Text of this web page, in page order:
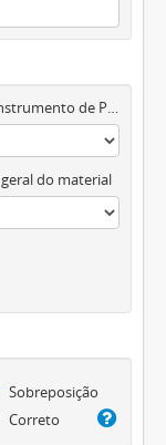
Instrumento de Pesquisa
do material
Sobreposição
Correto